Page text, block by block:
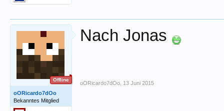
Offline
oORicardo7dOo
Bekanntes Mitglied
Nach Jonas
oORicardo7dOo 13 Juni 2015